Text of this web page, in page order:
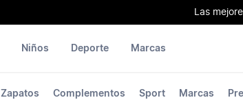
Las
Zapatos Complementos Sport Marcas
Niños Deporte Marcas